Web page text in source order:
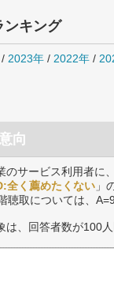
ンキング
/ 2023年 / 2022年 /
向
のサービス利用者に
全く薦めたくない 」
聴取については、
は、回答者数が100人